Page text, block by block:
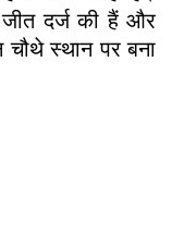
दर्ज की हैं और
स्थान पर बना